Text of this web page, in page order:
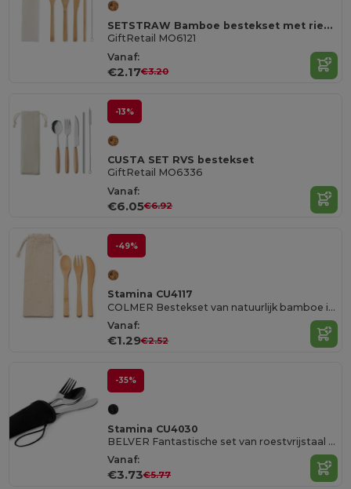
SETSTRAW Bamboe bestekset met rietje
GiftRetail MO6121
Vanaf:
€2.17€3.20
-13%
CUSTA SET RVS bestekset
GiftRetail MO6336
Vanaf:
€6.05€6.92
-49%
Stamina CU4117
COLMER Bestekset van natuurlijk bamboe in een natuurlijk katoenen zakje met trekkoord
Vanaf:
€1.29€2.52
-35%
Stamina CU4030
BELVER Fantastische set van roestvrijstaal bestek gepresenteerd in een praktische neopreen etui
Vanaf:
€3.73€5.77